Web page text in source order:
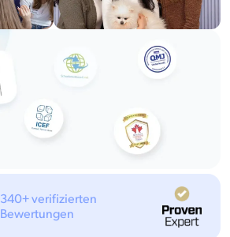
340+ verifizierten
Bewertungen